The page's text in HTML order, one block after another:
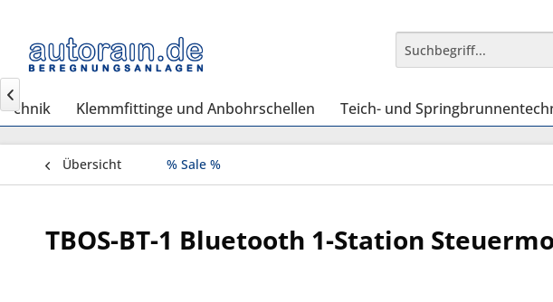
Klemmfittinge und Anbohrschellen Teich- und

Übersicht % Sale %
TBOS-BT-1 Bluetooth 1-Station